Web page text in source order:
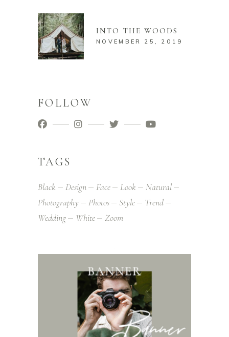
INTO THE WOODS
NOVEMBER 25, 2019
FOLLOW
TAGS
Black Design Face Look
Natural
Photography
Photos Style
Trend
Wedding
White Zoom